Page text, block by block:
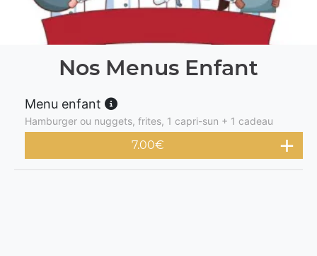
Nos Menus Enfant
Menu enfant
Hamburger ou nuggets, frites, 1 capri-sun + 1 cadeau
7.00€